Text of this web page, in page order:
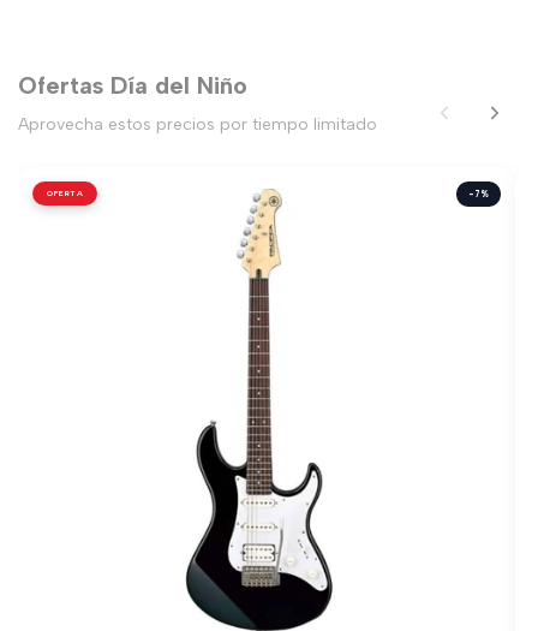
Ofertas Día del Niño
Aprovecha estos precios por tiempo limitado
OFERTA -7%